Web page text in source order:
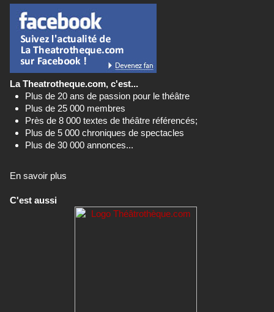
La Theatrotheque.com, c'est...
Plus de 20 ans de passion pour le théâtre
Plus de 25 000 membres
Près de 8 000 textes de théâtre référencés;
Plus de 5 000 chroniques de spectacles
Plus de 30 000 annonces...
En savoir plus
C'est aussi